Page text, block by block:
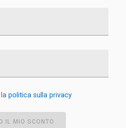
politica sulla privacy
IL MIO SCONTO